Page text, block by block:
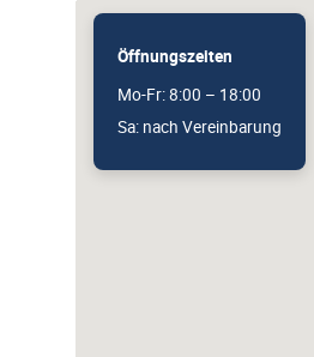
Öffnungszeiten
Mo-Fr: 8:00 – 18:00
Sa: nach Vereinbarung